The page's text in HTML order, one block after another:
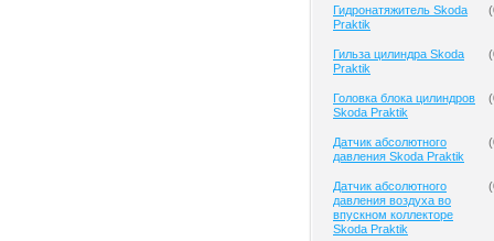
Гидронатяжитель Skoda
Praktik
(
Гильза цилиндра Skoda
Praktik
(
Головка блока цилиндров
Skoda Praktik
(
Датчик абсолютного
давления Skoda Praktik
(
Датчик абсолютного
давления воздуха во
впускном коллекторе
Skoda Praktik
(